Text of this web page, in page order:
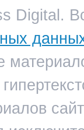
Digital.